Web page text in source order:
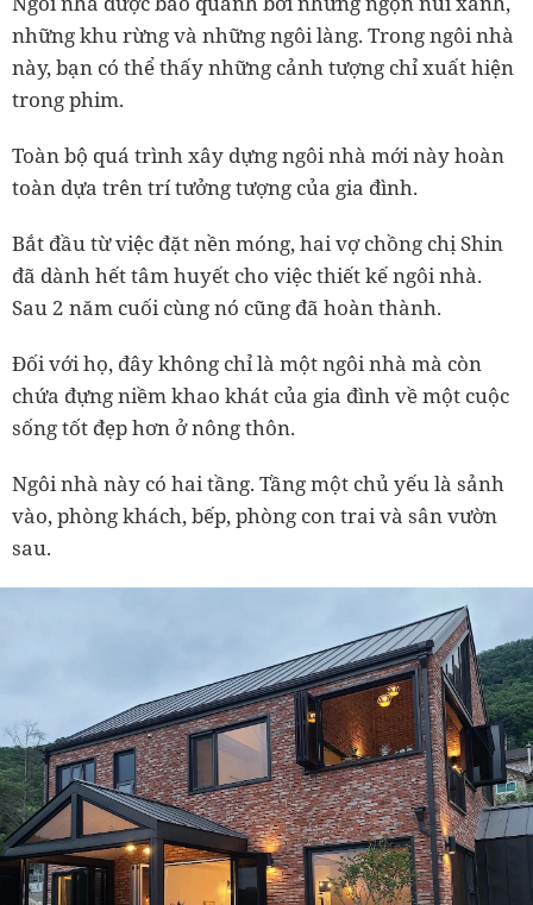
những khu rừng và những ngôi làng. Trong ngôi nhà
này, bạn có thể thấy những cảnh tượng chỉ xuất hiện
trong phim.
Toàn bộ quá trình xây dựng ngôi nhà mới này hoàn
toàn dựa trên trí tưởng tượng của gia đình.
Bắt đầu từ việc đặt nền móng, hai vợ chồng chị Shin
đã dành hết tâm huyết cho việc thiết kế ngôi nhà.
Sau 2 năm cuối cùng nó cũng đã hoàn thành.
Đối với họ, đây không chỉ là một ngôi nhà mà còn
chứa đựng niềm khao khát của gia đình về một cuộc
sống tốt đẹp hơn ở nông thôn.
Ngôi nhà này có hai tầng. Tầng một chủ yếu là sảnh
vào, phòng khách, bếp, phòng con trai và sân vườn
sau.